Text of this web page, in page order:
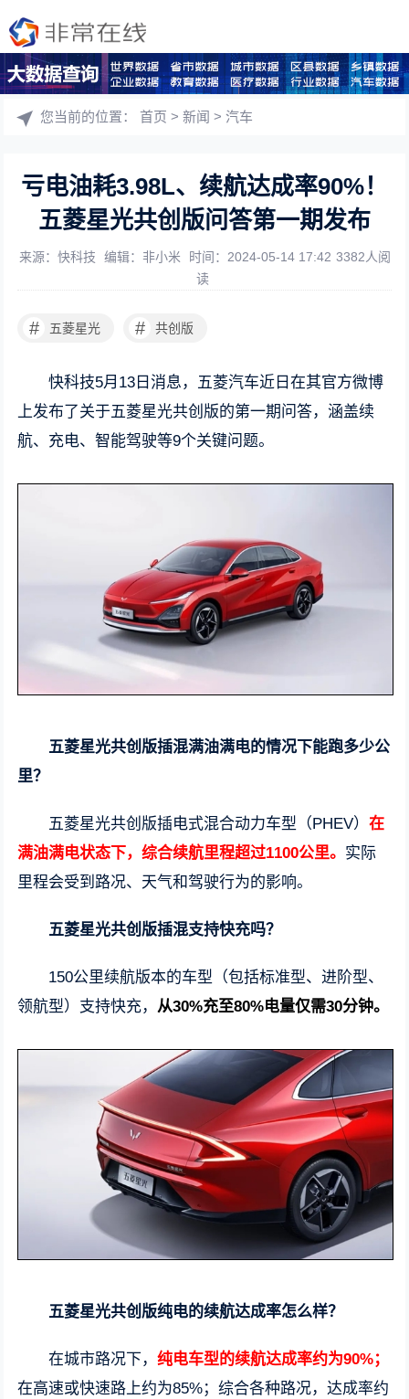
您当前的位置：首页 >新闻 >汽车
亏电油耗3.98L、续航达成率90%！
五菱星光共创版问答第一期发布
来源：快科技 编辑：非小米 时间：2024-05-14 17:42 3382人阅
读
# 五菱星光 # 共创版
快科技5月13日消息，五菱汽车近日在其官方微博
上发布了关于五菱星光共创版的第一期问答，涵盖续
航、充电、智能驾驶等9个关键问题。
五菱星光共创版插混满油满电的情况下能跑多少公
里？
五菱星光共创版插电式混合动力车型（PHEV）在
满油满电状态下，综合续航里程超过1100公里。 实际
里程会受到路况、天气和驾驶行为的影响。
五菱星光共创版插混支持快充吗？
150公里续航版本的车型（包括标准型、进阶型、
领航型）支持快充， 从30%充至80%电量仅需30分钟。
五菱星光共创版纯电的续航达成率怎么样？
在城市路况下，纯电车型的续航达成率约为90%；
在高速或快速路上约为85%；综合各种路况，达成率约